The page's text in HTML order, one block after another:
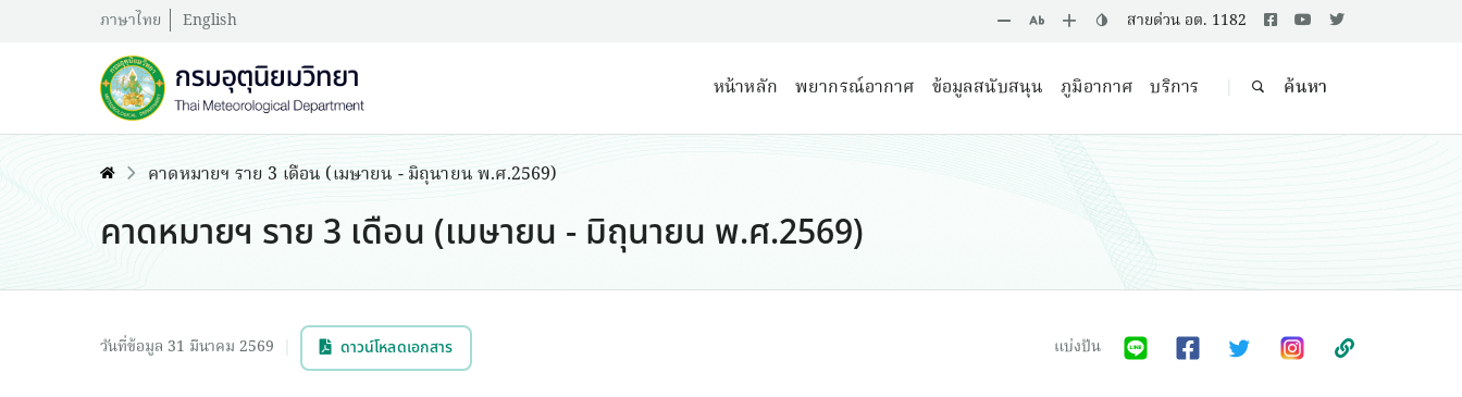
ภาษาไทย English สายด่วน อต. 1182
หน้าหลัก พยากรณ์อากาศ ข้อมูลสนับสนุน ภูมิอากาศ บริการ ค้นหา
คาดหมายฯ ราย 3 เดือน (เมษายน - มิถุนายน พ.ศ.2569)
คาดหมายฯ ราย 3 เดือน (เมษายน - มิถุนายน พ.ศ.2569)
วันที่ข้อมูล 31 มีนาคม 2569 ดาวน์โหลดเอกสาร แบ่งปัน